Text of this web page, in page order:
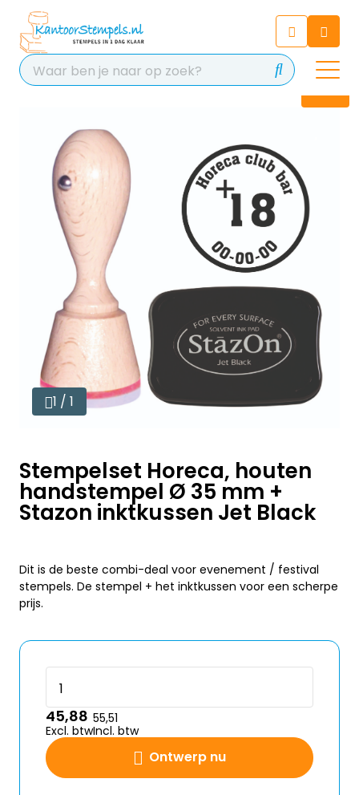
Chat 24/7 met onze chatbot
voor hulp
Contact
1 / 1
Stempelset Horeca, houten
handstempel Ø 35 mm +
Stazon inktkussen Jet Black
Dit is de beste combi-deal voor evenement / festival
stempels. De stempel + het inktkussen voor een scherpe
prijs.
Ontwerp nu
45,88
Excl. btw
55,51
Incl. btw